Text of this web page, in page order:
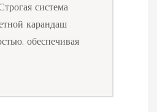
система
карандаш
обеспечивая